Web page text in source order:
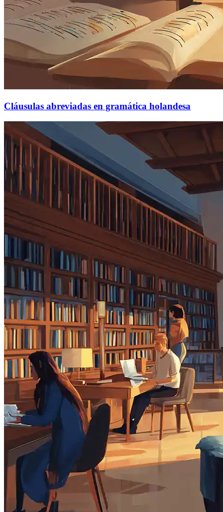
Cláusulas abreviadas en gramática holandesa